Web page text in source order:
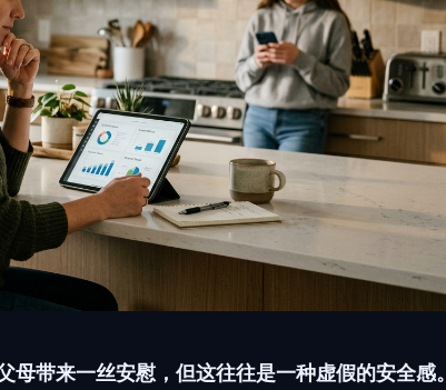
带来一丝安慰，但这往往是一种虚假的安全感。